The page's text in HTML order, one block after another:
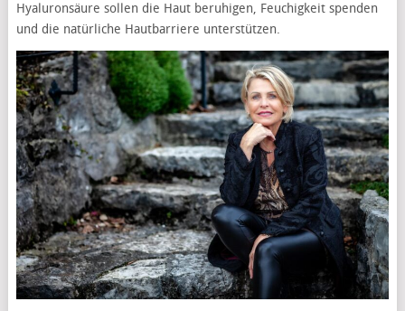
Hyaluronsäure sollen die Haut beruhigen, Feuchigkeit spenden
und die natürliche Hautbarriere unterstützen.